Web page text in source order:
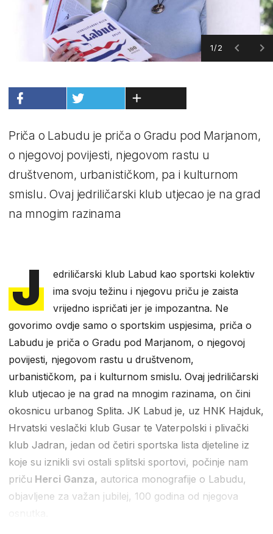
1/2
Priča o Labudu je priča o Gradu pod Marjanom,
o njegovoj povijesti, njegovom rastu u
društvenom, urbanističkom, pa i kulturnom
smislu. Ovaj jedriličarski klub utjecao je na grad
na mnogim razinama
J
edriličarski klub Labud kao sportski kolektiv
ima svoju težinu i njegovu priču je zaista
vrijedno ispričati jer je impozantna. Ne
govorimo ovdje samo o sportskim uspjesima, priča o
Labudu je priča o Gradu pod Marjanom, o njegovoj
povijesti, njegovom rastu u društvenom,
urbanističkom, pa i kulturnom smislu. Ovaj jedriličarski
klub utjecao je na grad na mnogim razinama, on čini
okosnicu urbanog Splita. JK Labud je, uz HNK Hajduk,
Hrvatski veslački klub Gusar te Vaterpolski i plivački
klub Jadran, jedan od četiri sportska lista djeteline iz
koje su iznikli svi ostali splitski sportovi, počinje nam
priču Herci Ganza, autorica monografije o Labudu,
objavljene za važan jubilej, 100 godina od njegova